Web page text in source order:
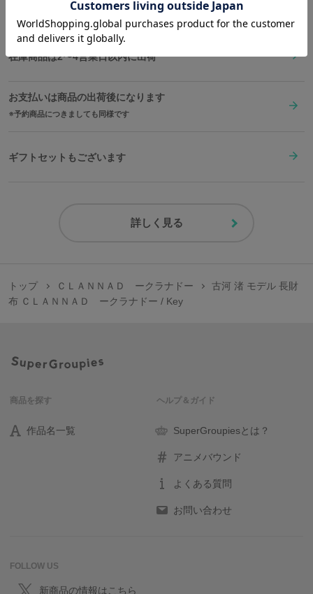
送料は全国一律1,000円。表示価格は全て税込みです。
在庫商品は2〜4営業日以内に出荷
お支払いは商品の出荷後になります
予約商品につきましても同様です
ギフトセットもございます
詳しく見る
トップ ＣＬＡＮＮＡＤ ークラナドー
古河 渚 モデル 長財
布 ＣＬＡＮＮＡＤ ークラナドー / Key
商品を探す
作品名一覧
ヘルプ＆ガイド
SuperGroupiesとは？
アニメバウンド
よくある質問
お問い合わせ
FOLLOW US
新商品の情報はこちら